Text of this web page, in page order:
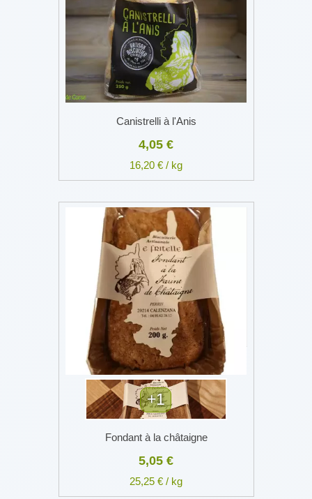
Canistrelli à l'Anis
4,05 €
16,20 € / kg
+1
Fondant à la châtaigne
5,05 €
25,25 € / kg